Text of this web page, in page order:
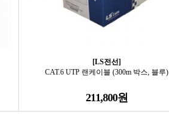
[LS전선]
CAT.6 UTP 랜케이블 (300m 박스, 블루)
211,800원